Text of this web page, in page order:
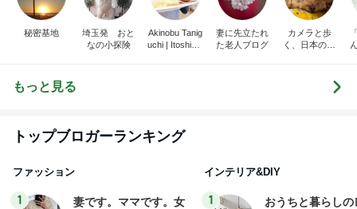
秘密基地
埼玉発 おと
なの小探険
Akinobu Tanig
uchi | Itoshima
妻に先立たれ
た老人ブログ
カメラと歩
く、日本の風
もっと見る
トップブロガーランキング
ファッション
1
妻です。ママです。女
インテリア&DIY
1
おうちと暮らしの